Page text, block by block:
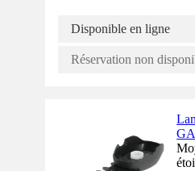
Disponible en ligne
Réservation non